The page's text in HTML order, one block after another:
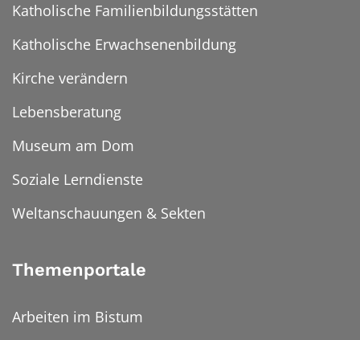
Katholische Familienbildungsstätten
Katholische Erwachsenenbildung
Kirche verändern
Lebensberatung
Museum am Dom
Soziale Lerndienste
Weltanschauungen & Sekten
Themenportale
Arbeiten im Bistum